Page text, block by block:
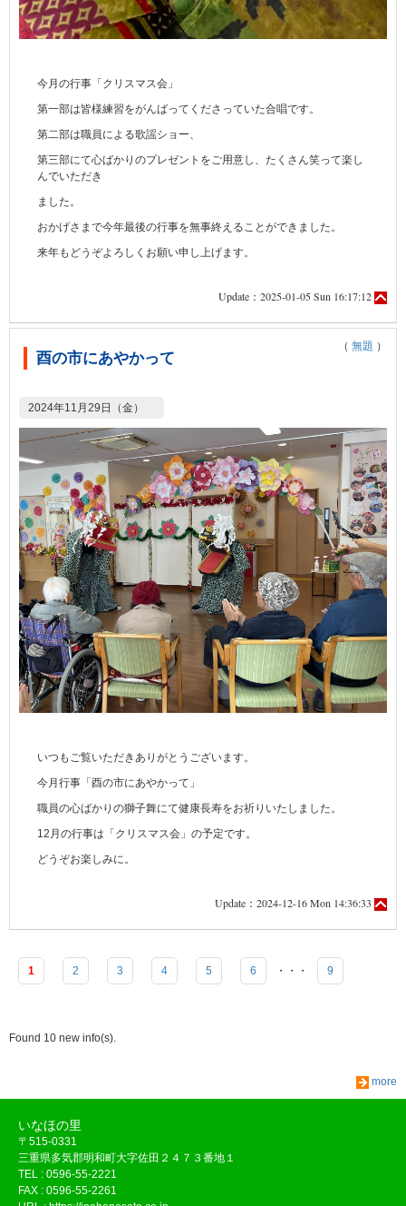
今月の行事「クリスマス会」
第一部は皆様練習をがんばってくださっていた合唱です。
第二部は職員による歌謡ショー、
第三部にて心ばかりのプレゼントをご用意し、たくさん笑って楽し
んでいただき
ました。
おかげさまで今年最後の行事を無事終えることができました。
来年もどうぞよろしくお願い申し上げます。
Update：2025-01-05 Sun 16:17:12
酉の市にあやかって
（ 無題 ）
2024年11月29日（金）
いつもご覧いただきありがとうございます。
今月行事「酉の市にあやかって」
職員の心ばかりの獅子舞にて健康長寿をお祈りいたしました。
12月の行事は「クリスマス会」の予定です。
どうぞお楽しみに。
Update：2024-12-16 Mon 14:36:33
1 2 3 4 5 6 ・・・ 9
Found 10 new info(s).
more
いなほの里
〒515-0331
三重県多気郡明和町大字佐田２４７３番地１
TEL : 0596-55-2221
FAX : 0596-55-2261